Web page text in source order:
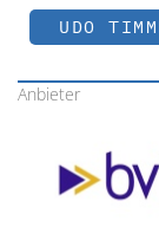
UDO
Anbieter